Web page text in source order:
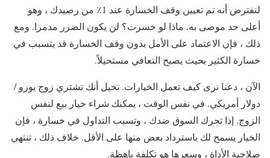
لنفترض أنه تم تعيين وقف الخسارة عند 1٪ من رصيدك ، وهو
أعلى حد موصى به. ماذا لو خسرت؟ لن يكون الضرر مدمرا. ومع
ذلك ، فإن الاعتماد على الأمل بدون وقف الخسارة قد يتسبب في
خسارة الكثير بحيث يصبح التعافي مستحيلاً.
الآن ، دعنا نرى كيف تعمل الخيارات. تخيل أنك تشتري زوج يورو /
دولار أمريكي. في نفس الوقت ، يمكنك شراء خيار بيع لنفس
الزوج. إذا تحرك السوق ضدك ، وتسبب التداول في خسارة ، فإن
الخيار يسمح لك باسترداد بعض منها على الأقل. خلاف ذلك ، تنتهي
صلاحية الأداة ، وسعرها هو تكلفة باهظة.